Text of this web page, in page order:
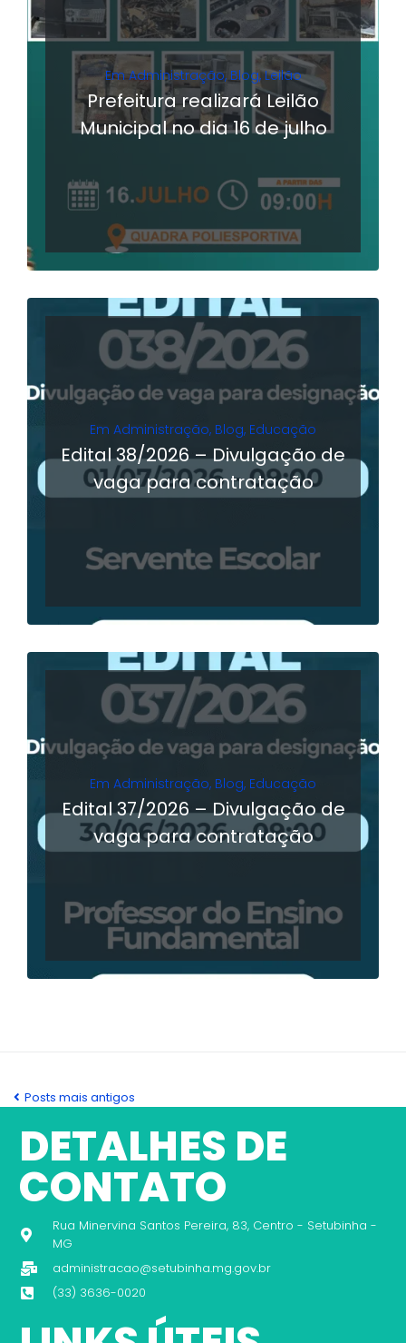
EmAdministração, Blog,Leilão
Prefeitura realizará Leilão
Municipal no dia 16 de julho
Em Administração, Blog, Educação
Edital 38/2026 – Divulgação de
vaga para contratação
Em Administração, Blog, Educação
Edital 37/2026 – Divulgação de
vaga para contratação
Posts mais antigos
DETALHES DE
CONTATO
Rua Minervina Santos Pereira, 83, Centro - Setubinha -
MG
administracao@setubinha.mg.gov.br
(33) 3636-0020